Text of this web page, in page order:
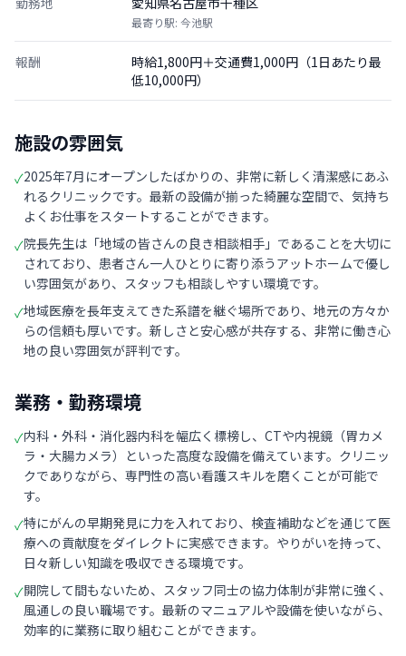
最寄り駅: 今池駅
報酬
時給1,800円＋交通費1,000円（1日あたり最
低10,000円）
施設の雰囲気
✓2025年7月にオープンしたばかりの、非常に新しく清潔感にあふ
れるクリニックです。最新の設備が揃った綺麗な空間で、気持ち
よくお仕事をスタートすることができます。
✓院長先生は「地域の皆さんの良き相談相手」であることを大切に
されており、患者さん一人ひとりに寄り添うアットホームで優し
い雰囲気があり、スタッフも相談しやすい環境です。
✓地域医療を長年支えてきた系譜を継ぐ場所であり、地元の方々か
らの信頼も厚いです。新しさと安心感が共存する、非常に働き心
地の良い雰囲気が評判です。
業務・勤務環境
✓内科・外科・消化器内科を幅広く標榜し、CTや内視鏡（胃カメ
ラ・大腸カメラ）といった高度な設備を備えています。クリニッ
クでありながら、専門性の高い看護スキルを磨くことが可能で
す。
✓特にがんの早期発見に力を入れており、検査補助などを通じて医
療への貢献度をダイレクトに実感できます。やりがいを持って、
日々新しい知識を吸収できる環境です。
✓開院して間もないため、スタッフ同士の協力体制が非常に強く、
風通しの良い職場です。最新のマニュアルや設備を使いながら、
効率的に業務に取り組むことができます。